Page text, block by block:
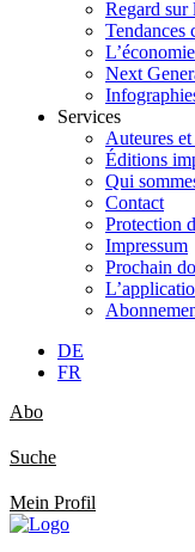
Regard sur
Tendances
Next
Services
Auteures et
Éditions
Qui
Contact
Protection
Impressum
Prochain
DE
FR
Abo
Suche
Mein Profil